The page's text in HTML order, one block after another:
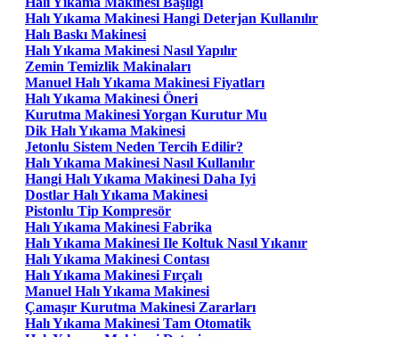
Halı Yıkama Makinesi Hangi Deterjan Kullanılır
Halı Baskı Makinesi
Halı Yıkama Makinesi Nasıl Yapılır
Zemin Temizlik Makinaları
Manuel Halı Yıkama Makinesi Fiyatları
Halı Yıkama Makinesi Öneri
Kurutma Makinesi Yorgan Kurutur Mu
Dik Halı Yıkama Makinesi
Jetonlu Sistem Neden Tercih Edilir?
Halı Yıkama Makinesi Nasıl Kullanılır
Hangi Halı Yıkama Makinesi Daha Iyi
Dostlar Halı Yıkama Makinesi
Pistonlu Tip Kompresör
Halı Yıkama Makinesi Fabrika
Halı Yıkama Makinesi Ile Koltuk Nasıl Yıkanır
Halı Yıkama Makinesi Contası
Halı Yıkama Makinesi Fırçalı
Manuel Halı Yıkama Makinesi
Çamaşır Kurutma Makinesi Zararları
Halı Yıkama Makinesi Tam Otomatik